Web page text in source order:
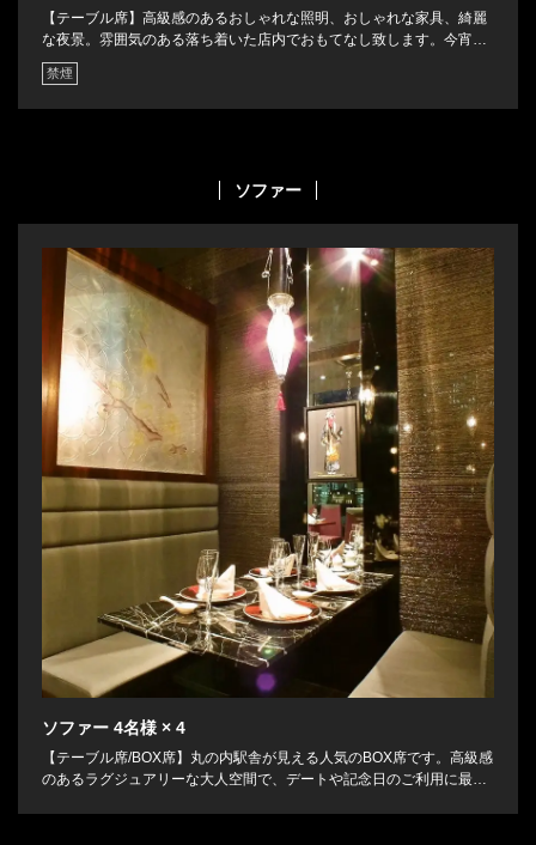
【テーブル席】高級感のあるおしゃれな照明、おしゃれな家具、綺麗
な夜景。雰囲気のある落ち着いた店内でおもてなし致します。今宵
は、本格中華とおしゃれな空間で、贅沢なひとときをすごしてみては
いかがでしょうか。
禁煙
ソファー
ソファー 4名様 × 4
【テーブル席/BOX席】丸の内駅舎が見える人気のBOX席です。高級感
のあるラグジュアリーな大人空間で、デートや記念日のご利用に最適